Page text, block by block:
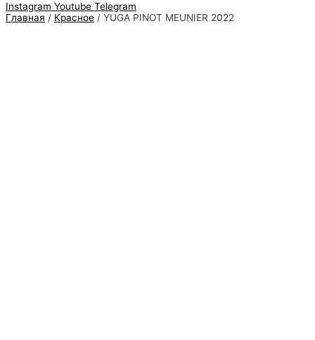
Instagram Youtube Telegram
Главная / Красное / YUGA PINOT MEUNIER 2022